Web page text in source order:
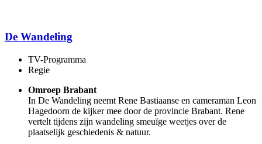
De Wandeling
TV-Programma
Regie
Omroep Brabant
In De Wandeling neemt Rene Bastiaanse en cameraman Leon
Hagedoorn de kijker mee door de provincie Brabant. Rene
vertelt tijdens zijn wandeling smeuïge weetjes over de
plaatselijk geschiedenis & natuur.